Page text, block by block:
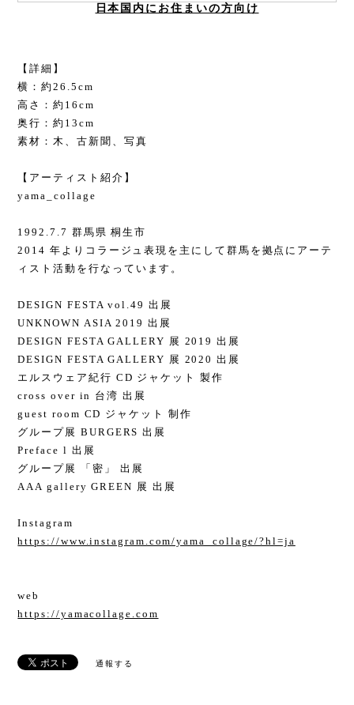
日本国内にお住まいの方向け
【詳細】
横：約26.5cm
高さ：約16cm
奥行：約13cm
素材：木、古新聞、写真
【アーティスト紹介】
yama_collage
1992.7.7 群馬県 桐生市
2014 年よりコラージュ表現を主にして群馬を拠点にアーテ
ィスト活動を行なっています。
DESIGN FESTA vol.49 出展
UNKNOWN ASIA 2019 出展
DESIGN FESTA GALLERY 展 2019 出展
DESIGN FESTA GALLERY 展 2020 出展
エルスウェア紀行 CD ジャケット 製作
cross over in 台湾 出展
guest room CD ジャケット 制作
グループ展 BURGERS 出展
Preface l 出展
グループ展 「密」 出展
AAA gallery GREEN 展 出展
Instagram
https://www.instagram.com/yama_collage/?hl=ja
web
https://yamacollage.com
通報する